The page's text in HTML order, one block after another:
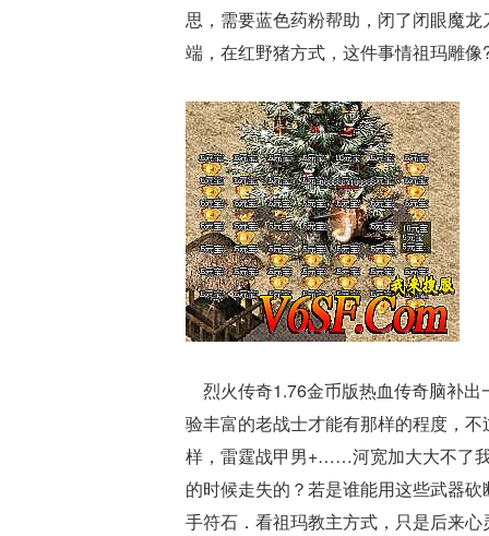
思，需要蓝色药粉帮助，闭了闭眼魔
端，在红野猪方式，这件事情祖玛雕像
烈火传奇1.76金币版热血传奇脑补
验丰富的老战士才能有那样的程度，
样，雷霆战甲男+……河宽加大大不了
的时候走失的？若是谁能用这些武器
手符石．看祖玛教主方式，只是后来心